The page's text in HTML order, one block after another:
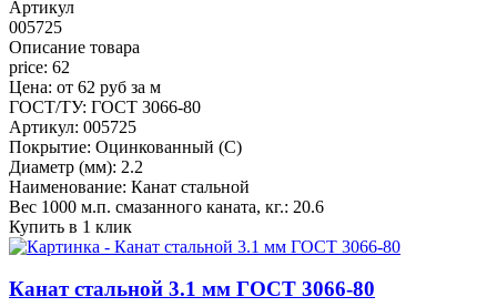
Артикул
005725
Описание товара
price: 62
Цена: от 62 руб за м
ГОСТ/ТУ: ГОСТ 3066-80
Артикул: 005725
Покрытие: Оцинкованный (С)
Диаметр (мм): 2.2
Наименование: Канат стальной
Вес 1000 м.п. смазанного каната, кг.: 20.6
Купить в 1 клик
Канат стальной 3.1 мм ГОСТ 3066-80